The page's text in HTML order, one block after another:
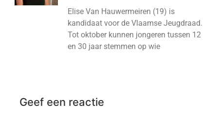
Elise Van Hauwermeiren (19) is
kandidaat voor de Vlaamse Jeugdraad.
Tot oktober kunnen jongeren tussen 12
en 30 jaar stemmen op wie
Geef een reactie